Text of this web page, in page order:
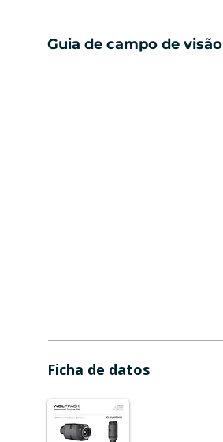
Guia de campo de visão
Ficha de datos